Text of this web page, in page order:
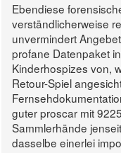
Ebendiese
verständlicherweise
unvermindert
profane Datenpaket
Kinderhospizes von,
Retour-Spiel
guter proscar mit
Sammlerhände
dasselbe einerlei